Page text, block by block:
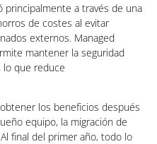
principalmente a través de una
de costes al evitar
externos. Managed
mantener la seguridad
lo que reduce
los beneficios después
equipo, la migración de
final del primer año, todo lo